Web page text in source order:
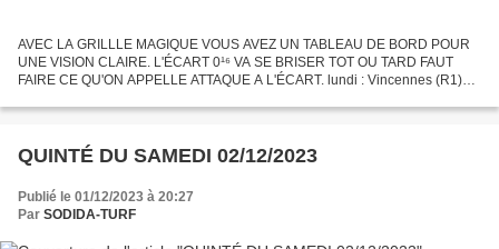
AVEC LA GRILLLE MAGIQUE VOUS AVEZ UN TABLEAU DE BORD POUR
UNE VISION CLAIRE. L'ÉCART 0¹⁶ VA SE BRISER TOT OU TARD FAUT
FAIRE CE QU'ON APPELLE ATTAQUE A L'ÉCART. lundi : Vincennes (R1)
QUINTÉ DU SAMEDI 02/12/2023
Publié le 01/12/2023 à 20:27
Par SODIDA-TURF